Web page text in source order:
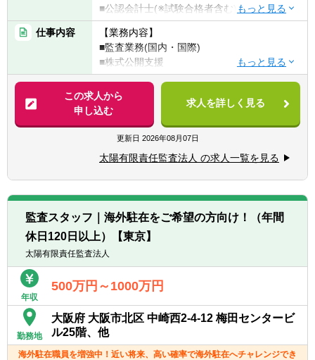
■公認会計士(※試験合格者含む)
■USCPA(※監査経験必須)
※前職のご経験を積極的に考慮いたします。
【海外駐在の条件について】
ご経験、英語力、ご年齢等で明確な条件は設
けておりません。
目安として、基礎的な監査スキルや
TOEIC700点程度でチャレンジ可能です。
仕事内容
【業務内容】
■監査業務(国内・国際)
■株式公開支援
■内部統制支援
■IFRS導入支援 等
※法人として海外駐在職員を増強していく方
針です。（欧米、アジア地域を中心に）
※ご入所後、1～2年程度は国内拠点にてご経
験を積んでいただきますが、近い将来、海外
へチャレンジできる可能性があります。
※駐在先にもよりますが、アドバイザリー業
務・税務業務の経験ができます。
【現在の海外駐在職員について／2022年3月
時点】
現在、約10名の方々が海外拠点へ駐在してお
ります。
この求人から
申し込む
求人を詳しく見る
更新日 2026年08月07日
太陽有限責任監査法人 の求人一覧を見る
監査スタッフ｜海外駐在をご希望の方向け！（年間
休日120日以上）【東京】
太陽有限責任監査法人
年収
500万円～1000万円
勤務地
大阪府 大阪市北区 中崎西2-4-12 梅田センタービ
ル25階、他
海外駐在職員を増強中！近い将来、高い確率で海外駐在へチャレンジでき